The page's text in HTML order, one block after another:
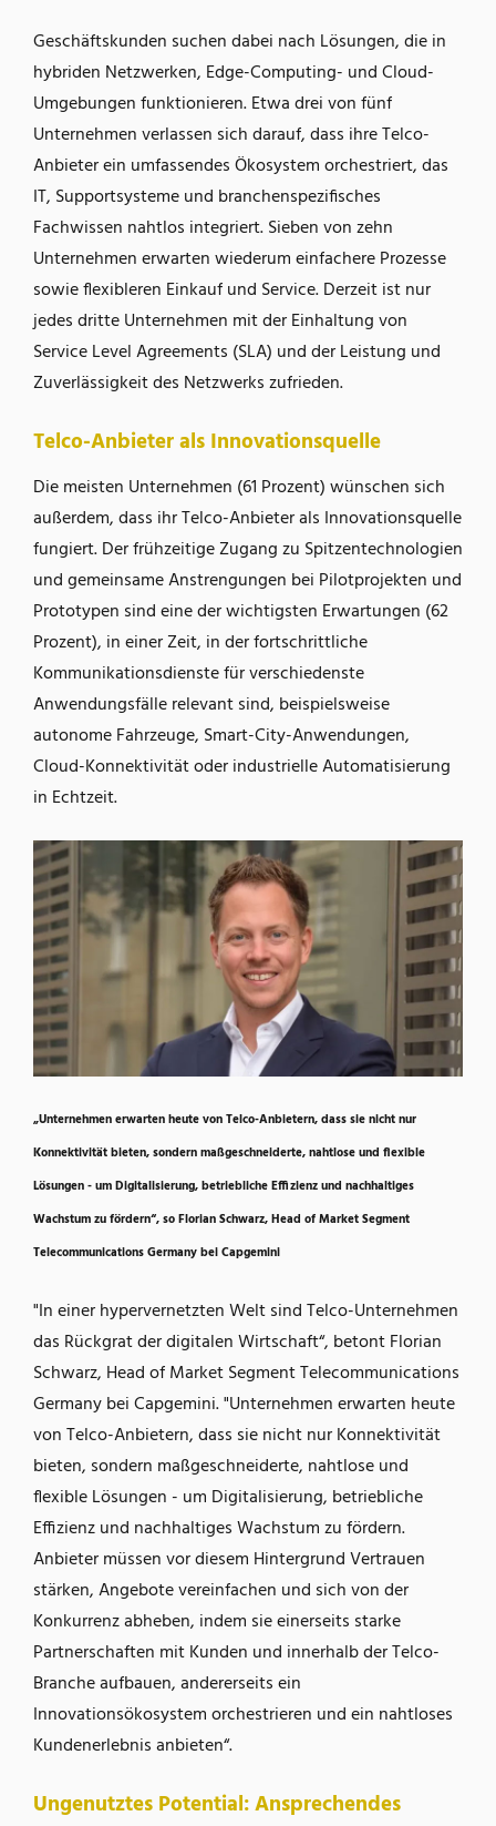
Geschäftskunden suchen dabei nach Lösungen, die in
hybriden Netzwerken, Edge-Computing- und Cloud-
Umgebungen funktionieren. Etwa drei von fünf
Unternehmen verlassen sich darauf, dass ihre Telco-
Anbieter ein umfassendes Ökosystem orchestriert, das
IT, Supportsysteme und branchenspezifisches
Fachwissen nahtlos integriert. Sieben von zehn
Unternehmen erwarten wiederum einfachere Prozesse
sowie flexibleren Einkauf und Service. Derzeit ist nur
jedes dritte Unternehmen mit der Einhaltung von
Service Level Agreements (SLA) und der Leistung und
Zuverlässigkeit des Netzwerks zufrieden.
Telco-Anbieter als Innovationsquelle
Die meisten Unternehmen (61 Prozent) wünschen sich
außerdem, dass ihr Telco-Anbieter als Innovationsquelle
fungiert. Der frühzeitige Zugang zu Spitzentechnologien
und gemeinsame Anstrengungen bei Pilotprojekten und
Prototypen sind eine der wichtigsten Erwartungen (62
Prozent), in einer Zeit, in der fortschrittliche
Kommunikationsdienste für verschiedenste
Anwendungsfälle relevant sind, beispielsweise
autonome Fahrzeuge, Smart-City-Anwendungen,
Cloud-Konnektivität oder industrielle Automatisierung
in Echtzeit.
„Unternehmen erwarten heute von Telco-Anbietern, dass sie nicht nur
Konnektivität bieten, sondern maßgeschneiderte, nahtlose und flexible
Lösungen - um Digitalisierung, betriebliche Effizienz und nachhaltiges
Wachstum zu fördern“, so Florian Schwarz, Head of Market Segment
Telecommunications Germany bei Capgemini
"In einer hypervernetzten Welt sind Telco-Unternehmen
das Rückgrat der digitalen Wirtschaft“, betont Florian
Schwarz, Head of Market Segment Telecommunications
Germany bei Capgemini. "Unternehmen erwarten heute
von Telco-Anbietern, dass sie nicht nur Konnektivität
bieten, sondern maßgeschneiderte, nahtlose und
flexible Lösungen - um Digitalisierung, betriebliche
Effizienz und nachhaltiges Wachstum zu fördern.
Anbieter müssen vor diesem Hintergrund Vertrauen
stärken, Angebote vereinfachen und sich von der
Konkurrenz abheben, indem sie einerseits starke
Partnerschaften mit Kunden und innerhalb der Telco-
Branche aufbauen, andererseits ein
Innovationsökosystem orchestrieren und ein nahtloses
Kundenerlebnis anbieten“.
Ungenutztes Potential: Ansprechendes